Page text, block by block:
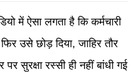
में ऐसा लगता है कि कर्मचारी
उसे छोड़ दिया, जाहिर तौर
सुरक्षा रस्सी ही नहीं बांधी गई